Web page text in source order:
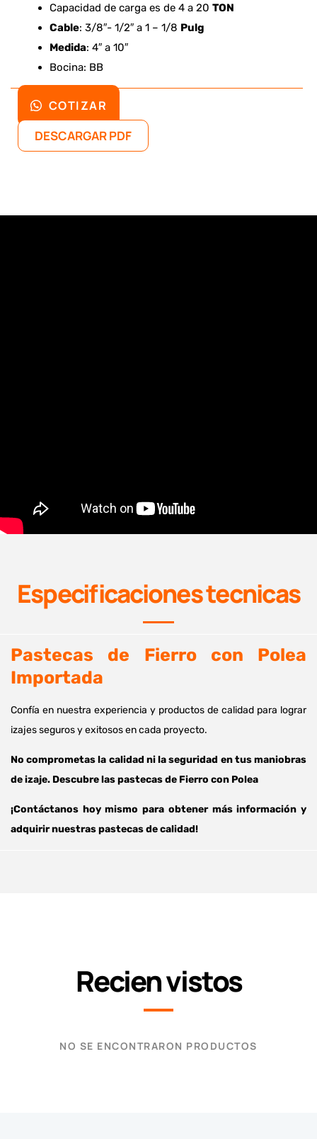
Capacidad de carga es de 4 a 20 TON
Cable: 3/8″- 1/2″ a 1 – 1/8 Pulg
Medida: 4″ a 10″
Bocina: BB
COTIZAR
DESCARGAR PDF
Especificaciones tecnicas
Pastecas de Fierro con Polea
Importada
Confía en nuestra experiencia y productos de calidad para lograr
izajes seguros y exitosos en cada proyecto.
No comprometas la calidad ni la seguridad en tus maniobras
de izaje. Descubre las pastecas de Fierro con Polea
¡Contáctanos hoy mismo para obtener más información y
adquirir nuestras pastecas de calidad!
Recien vistos
NO SE ENCONTRARON PRODUCTOS